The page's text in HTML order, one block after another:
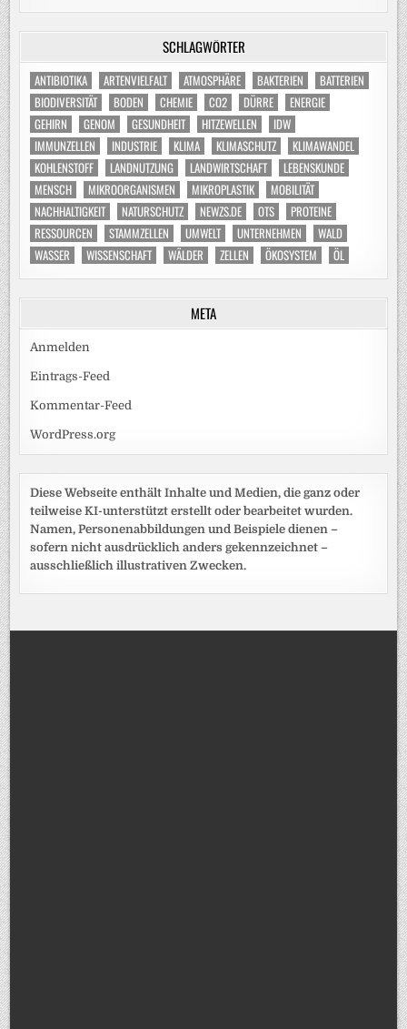
SCHLAGWÖRTER
ANTIBIOTIKA ARTENVIELFALT ATMOSPHÄRE BAKTERIEN
BATTERIEN
BIODIVERSITÄT
BODEN CHEMIE CO2 DÜRRE
ENERGIE
GEHIRN
GENOM GESUNDHEIT HITZEWELLEN
IDW
IMMUNZELLEN
INDUSTRIE KLIMA KLIMASCHUTZ
KLIMAWANDEL
KOHLENSTOFF
LANDNUTZUNG LANDWIRTSCHAFT
LEBENSKUNDE
MENSCH
MIKROORGANISMEN MIKROPLASTIK
MOBILITÄT
NACHHALTIGKEIT
NATURSCHUTZ NEWZS.DE OTS
PROTEINE
RESSOURCEN
STAMMZELLEN UMWELT UNTERNEHMEN
WALD
WASSER
WISSENSCHAFT WÄLDER ZELLEN ÖKOSYSTEM ÖL
META
Anmelden
Eintrags-Feed
Kommentar-Feed
WordPress.org
Diese Webseite enthält Inhalte und Medien, die ganz oder
teilweise KI-unterstützt erstellt oder bearbeitet wurden.
Namen, Personenabbildungen und Beispiele dienen –
sofern nicht ausdrücklich anders gekennzeichnet –
ausschließlich illustrativen Zwecken.